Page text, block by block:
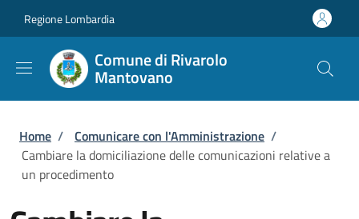
Regione Lombardia
Comune di Rivarolo
Mantovano
Briciole di pane
Home / Comunicare con l'Amministrazione /
Cambiare la domiciliazione delle comunicazioni relative a
un procedimento